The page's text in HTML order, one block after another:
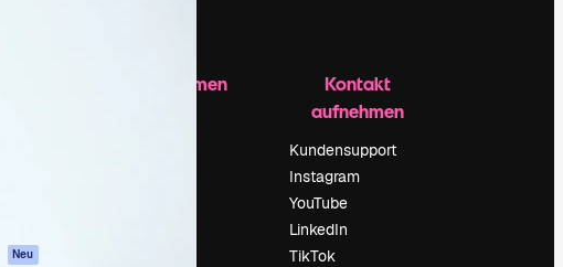
Neu
Unternehmen
Kontakt
aufnehmen
Kundensupport
Instagram
YouTube
LinkedIn
TikTok